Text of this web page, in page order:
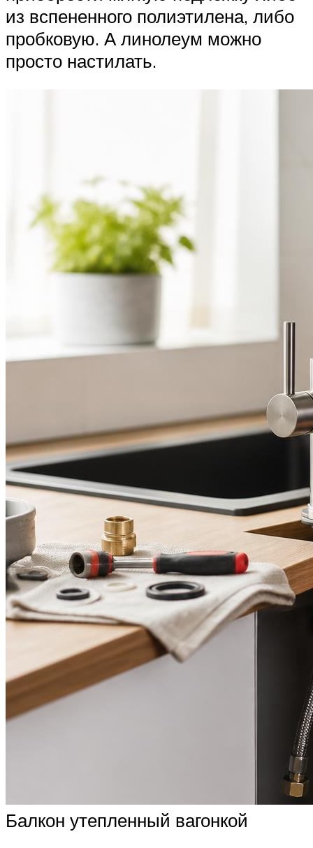
из вспененного полиэтилена, либо
пробковую. А линолеум можно
просто настилать.
Балкон утепленный вагонкой